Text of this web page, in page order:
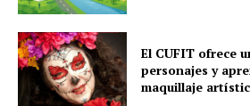
El CUFIT ofrece
personajes y
maquillaje